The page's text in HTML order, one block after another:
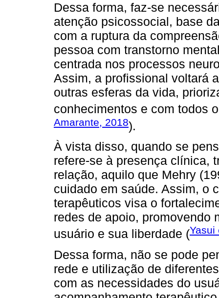
Dessa forma, faz-se
atenção psicossocial, base
com a ruptura da
pessoa com transtorno
centrada nos processos
Assim, a profissional voltará
outras esferas da vida,
conhecimentos e com todos
Amarante, 2018).
À vista disso, quando se
refere-se à presença clínica,
relação, aquilo que Mehry
cuidado em saúde. Assim, o
terapêuticos visa o
redes de apoio, promovendo
usuário e sua liberdade (Yasui
Dessa forma, não se pode
rede e utilização de
com as necessidades do